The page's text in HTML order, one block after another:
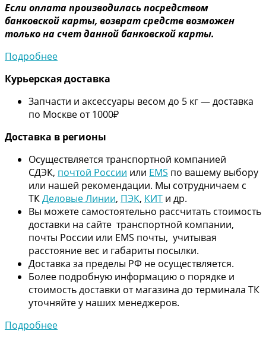
Если оплата производилась посредством
банковской карты, возврат средств возможен
только на счет данной банковской карты.
Подробнее
Курьерская доставка
Запчасти и аксессуары весом до 5 кг — доставка
по Москве от 1000₽
Доставка в регионы
Осуществляется транспортной компанией
СДЭК, почтой России или EMS по вашему выбору
или нашей рекомендации. Мы сотрудничаем с
ТКДеловые Линии, ПЭК, КИТ и др.
Вы можете самостоятельно рассчитать стоимость
доставки на сайте транспортной компании,
почты России или EMS почты, учитывая
расстояние вес и габариты посылки.
Доставка за пределы РФ не осуществляется.
Более подробную информацию о порядке и
стоимость доставки от магазина до терминала ТК
уточняйте у наших менеджеров.
Подробнее